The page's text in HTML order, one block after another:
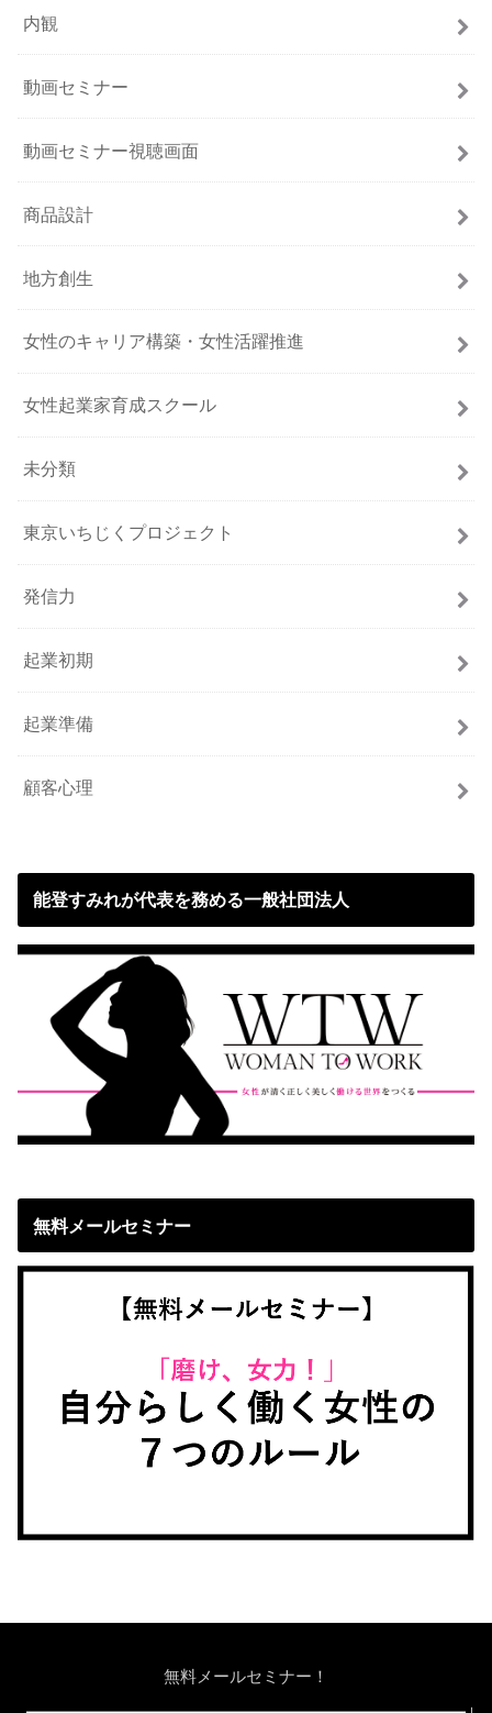
内観
動画セミナー
動画セミナー視聴画面
商品設計
地方創生
女性のキャリア構築・女性活躍推進
女性起業家育成スクール
未分類
東京いちじくプロジェクト
発信力
起業初期
起業準備
顧客心理
能登すみれが代表を務める一般社団法人
無料メールセミナー
無料メールセミナー！